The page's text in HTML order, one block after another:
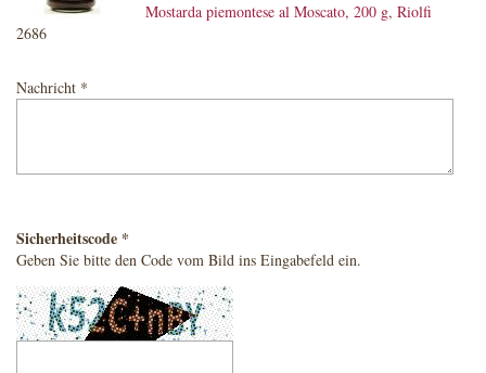
Mostarda piemontese al Moscato, 200 g, Riolfi
2686
Nachricht *
Sicherheitscode *
Geben Sie bitte den Code vom Bild ins Eingabefeld ein.